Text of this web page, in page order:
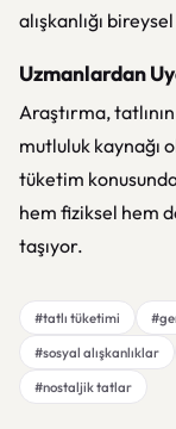
alışkanlığı
Uzmanlardan
Araştırma,
mutluluk kaynağı
tüketim
hem fiziksel hem
taşıyor.
#tatlı tüketimi
#sosyal alışkanlıklar
#nostaljik tatlar